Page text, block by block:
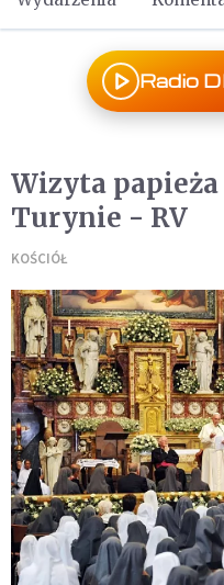
Radio
Wizyta
Turynie - RV
KOŚCIÓŁ